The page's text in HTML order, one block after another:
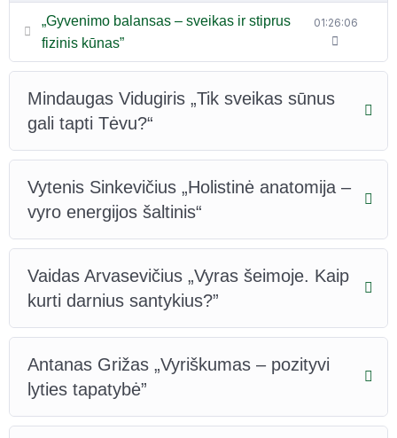
„Gyvenimo balansas – sveikas ir stiprus
fizinis kūnas”
01:26:06
Mindaugas Vidugiris „Tik sveikas sūnus
gali tapti Tėvu?“
Vytenis Sinkevičius „Holistinė anatomija –
vyro energijos šaltinis“
Vaidas Arvasevičius „Vyras šeimoje. Kaip
kurti darnius santykius?”
Antanas Grižas „Vyriškumas – pozityvi
lyties tapatybė”